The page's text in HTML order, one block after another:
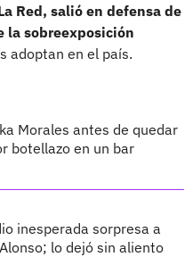
Red, salió en defensa de
la sobreexposición
adoptan en el país.
Morales antes de quedar
botellazo en un bar
inesperada sorpresa a
lo dejó sin aliento